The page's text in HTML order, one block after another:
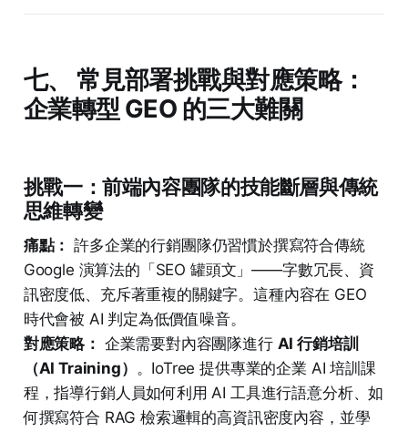
七、 常見部署挑戰與對應策略：
企業轉型 GEO 的三大難關
挑戰一：前端內容團隊的技能斷層與傳統
思維轉變
痛點： 許多企業的行銷團隊仍習慣於撰寫符合傳統
Google 演算法的「SEO 罐頭文」——字數冗長、資
訊密度低、充斥著重複的關鍵字。這種內容在 GEO
時代會被 AI 判定為低價值噪音。
對應策略： 企業需要對內容團隊進行 AI 行銷培訓
（AI Training） 。IoTree 提供專業的企業 AI 培訓課
程，指導行銷人員如何利用 AI 工具進行語意分析、如
何撰寫符合 RAG 檢索邏輯的高資訊密度內容，並學